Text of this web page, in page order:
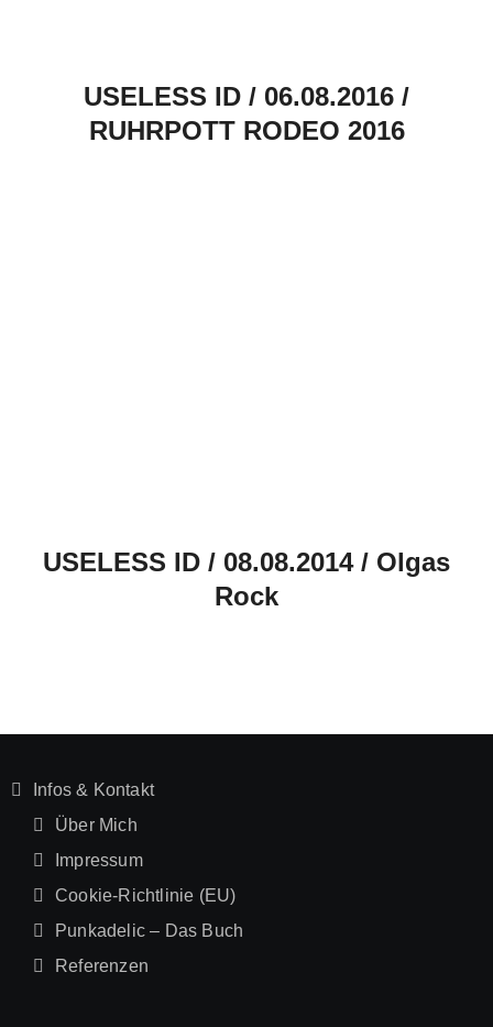
USELESS ID / 06.08.2016 /
RUHRPOTT RODEO 2016
USELESS ID / 08.08.2014 / Olgas
Rock
Infos & Kontakt
Über Mich
Impressum
Cookie-Richtlinie (EU)
Punkadelic – Das Buch
Referenzen